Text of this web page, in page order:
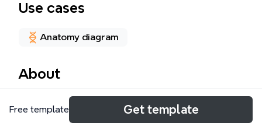
Use cases
Anatomy diagram
About
Le système sensitif mind map est un outil
pédagogique structuré regroupant 144 nœuds
Free template Get template